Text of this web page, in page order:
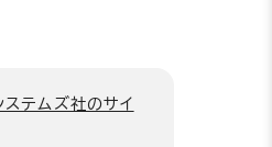
ステムズ社のサイ